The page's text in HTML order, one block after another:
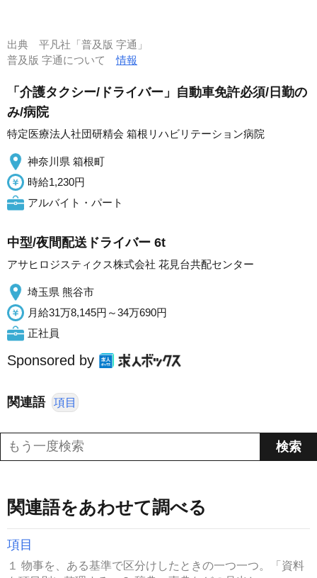
出典 平凡社「普及版 字通」
普及版 字通について情報
「介護タクシー/ドライバー」自動車免許必須/日勤の
み/病院
特定医療法人社団研精会 箱根リハビリテーション病院
神奈川県 箱根町
時給1,230円
アルバイト・パート
中型/夜間配送ドライバー 6t
アサヒロジスティクス株式会社 花見台共配センター
埼玉県 熊谷市
月給31万8,145円～34万690円
正社員
Sponsored by
関連語 項目
関連語をあわせて調べる
項目
１ 物事を、ある基準で区分けしたときの一つ一つ。「資料